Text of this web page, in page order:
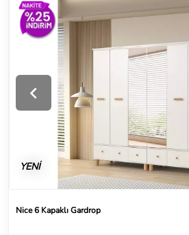
YENİ
Nice 6 Kapaklı Gardrop